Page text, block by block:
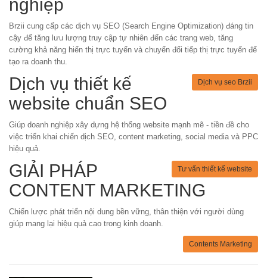
nghiệp
Brzii cung cấp các dịch vụ SEO (Search Engine Optimization) đáng tin
cậy để tăng lưu lượng truy cập tự nhiên đến các trang web, tăng
cường khả năng hiển thị trực tuyến và chuyển đổi tiếp thị trực tuyến để
tạo ra doanh thu.
Dịch vụ seo Brzii
Dịch vụ thiết kế
website chuẩn SEO
Giúp doanh nghiệp xây dựng hệ thống website mạnh mẽ - tiền đề cho
việc triển khai chiến dịch SEO, content marketing, social media và PPC
hiệu quả.
Tư vấn thiết kế website
GIẢI PHÁP
CONTENT MARKETING
Chiến lược phát triển nội dung bền vững, thân thiện với người dùng
giúp mang lại hiệu quả cao trong kinh doanh.
Contents Marketing